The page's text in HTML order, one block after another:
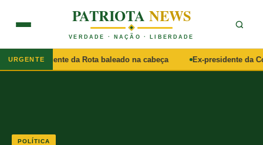
PATRIOTANEWS
VERDADE · NAÇÃO · LIBERDADE
URGENTE
do tenente da Rota baleado na cabeça Ex-presidente da
POLÍTICA